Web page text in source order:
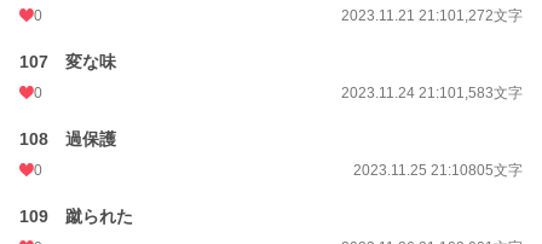
0 2023.11.21 21:101,272文字
107 変な味
0 2023.11.24 21:101,583文字
108 過保護
0 2023.11.25 21:10805文字
109 蹴られた